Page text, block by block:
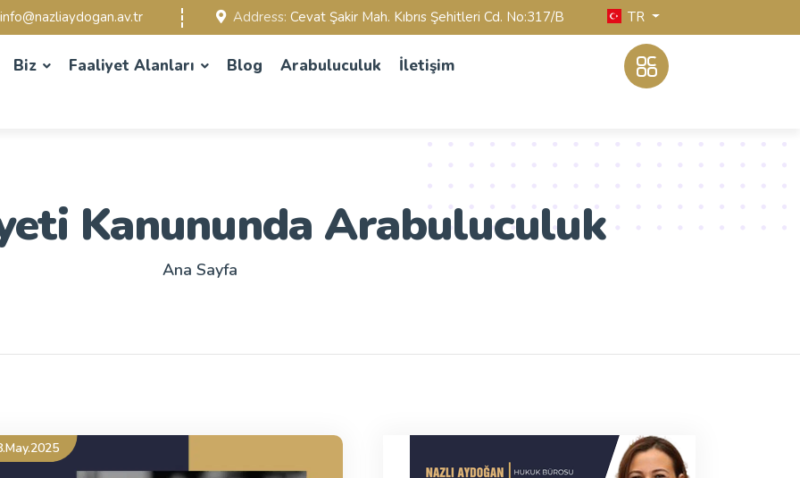
info@nazliaydogan.av.tr Address: Cevat Şakir Mah. Kıbrıs Şehitleri Cd. No:317/B TR
Biz Faaliyet Alanları Blog Arabuluculuk İletişim
Kanununda Arabuluculuk
Ana Sayfa